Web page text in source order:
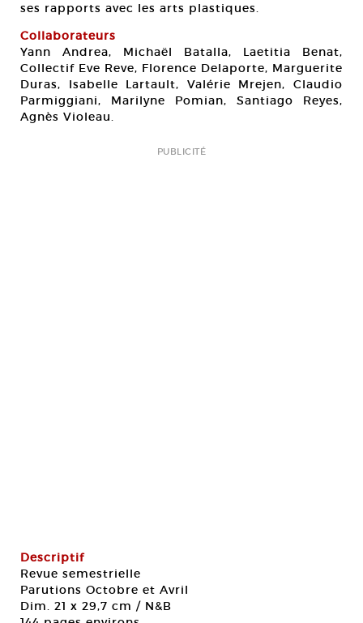
ses rapports avec les arts plastiques.
Collaborateurs
Yann Andrea, Michaël Batalla, Laetitia Benat,
Collectif Eve Reve, Florence Delaporte, Marguerite
Duras, Isabelle Lartault, Valérie Mrejen, Claudio
Parmiggiani, Marilyne Pomian, Santiago Reyes,
Agnès Violeau.
PUBLICITÉ
Descriptif
Revue semestrielle
Parutions Octobre et Avril
Dim. 21 x 29,7 cm / N&B